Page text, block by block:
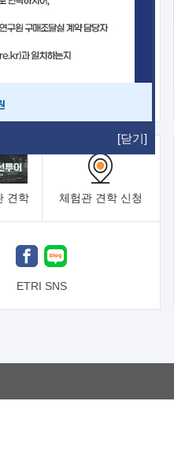
[닫기]
중소기업 지원
이전가능 기술
구생산센터 반도체실험실
견학 체험관 견학 신청
ETRI SNS